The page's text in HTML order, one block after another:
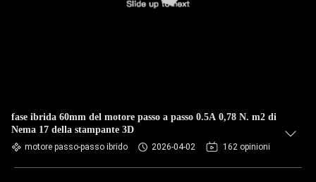
fase ibrida 60mm del motore passo a passo 0.5A 0,78 N. m2 di
Nema 17 della stampante 3D
motore passo-passo ibrido 2026-04-02 162 opinioni